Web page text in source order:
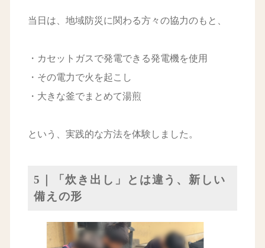
当日は、地域防災に関わる方々の協力のもと、
・カセットガスで発電できる発電機を使用
・その電力で火を起こし
・大きな釜でまとめて湯煎
という、実践的な方法を体験しました。
5｜「炊き出し」とは違う、新しい
備えの形